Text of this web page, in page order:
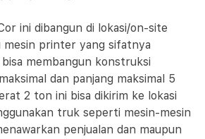
ini dibangun di lokasi/on-site
mesin printer yang sifatnya
membangun konstruksi
dan panjang maksimal 5
2 ton ini bisa dikirim ke lokasi
truk seperti mesin-mesin
penjualan dan maupun